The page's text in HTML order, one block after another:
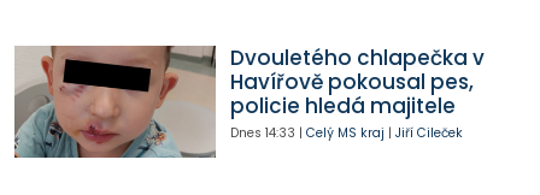
Dvouletého chlapečka v
Havířově pokousal pes,
policie hledá majitele
Dnes 14:33 | Celý MS kraj | Jiří Cileček